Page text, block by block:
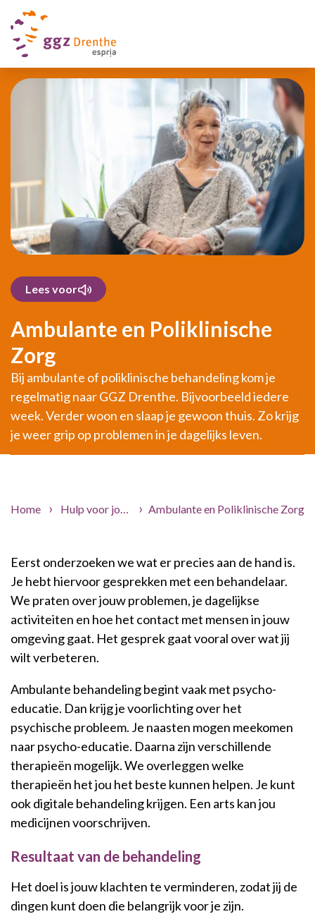
Lees voor
Ambulante en Poliklinische
Zorg
Bij ambulante of poliklinische behandeling kom je
regelmatig naar GGZ Drenthe. Bijvoorbeeld iedere
week. Verder woon en slaap je gewoon thuis. Zo krijg
je weer grip op problemen in je dagelijks leven.
Home Hulp voor jou Zorgaanbod
Ambulante en Poliklinische Zorg
Eerst onderzoeken we wat er precies aan de hand is.
Je hebt hiervoor gesprekken met een behandelaar.
We praten over jouw problemen, je dagelijkse
activiteiten en hoe het contact met mensen in jouw
omgeving gaat. Het gesprek gaat vooral over wat jij
wilt verbeteren.
Ambulante behandeling begint vaak met psycho-
educatie. Dan krijg je voorlichting over het
psychische probleem. Je naasten mogen meekomen
naar psycho-educatie. Daarna zijn verschillende
therapieën mogelijk. We overleggen welke
therapieën het jou het beste kunnen helpen. Je kunt
ook digitale behandeling krijgen. Een arts kan jou
medicijnen voorschrijven.
Resultaat van de behandeling
Het doel is jouw klachten te verminderen, zodat jij de
dingen kunt doen die belangrijk voor je zijn.